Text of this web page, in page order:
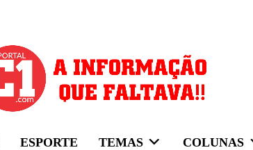
ESPORTE TEMAS COLUNAS